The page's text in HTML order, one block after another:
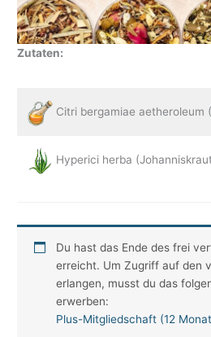
Zutaten:
Citri bergamiae aetheroleum
Hyperici herba
Du hast das Ende des frei
erreicht. Um Zugriff auf den
erlangen, musst du das
erwerben:
Plus-Mitgliedschaft (12